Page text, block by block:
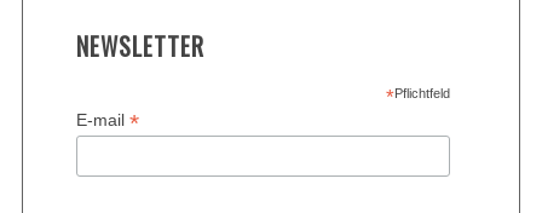
NEWSLETTER
*Pflichtfeld
E-mail *